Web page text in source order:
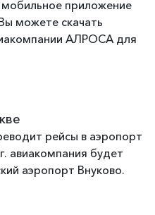
приложение
можете скачать
АЛРОСА для
рейсы в аэропорт
авиакомпания будет
аэропорт Внуково.